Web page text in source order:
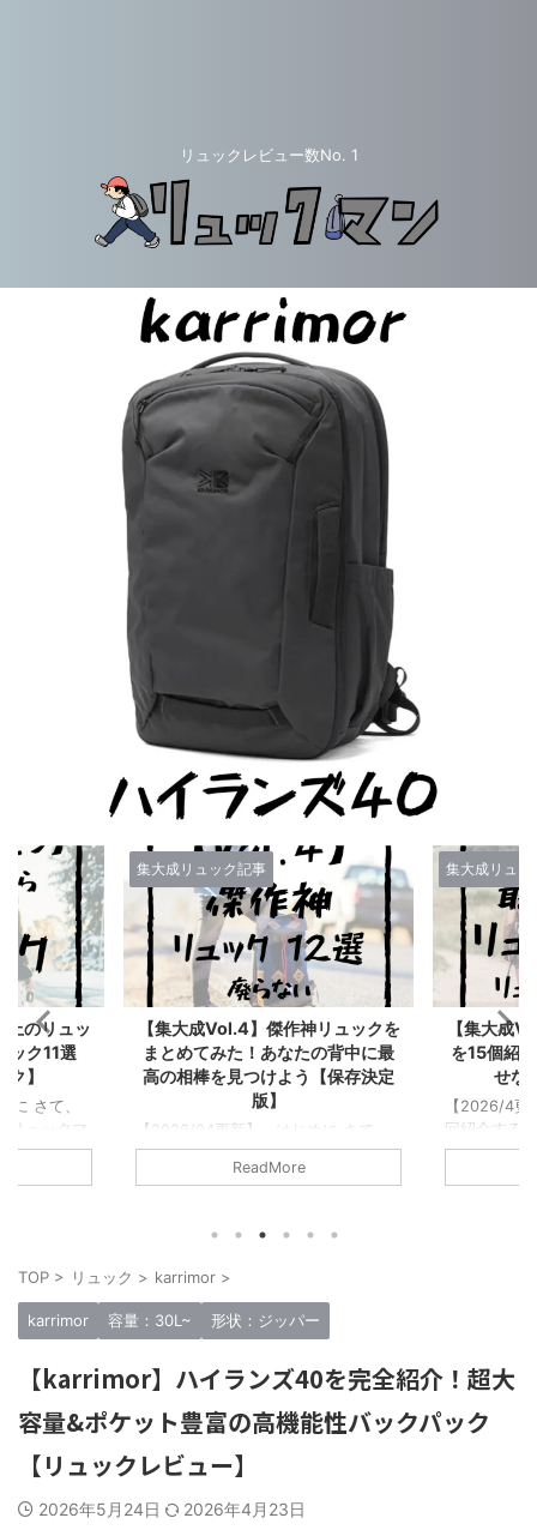
リュックレビュー数No. 1
ュックを
背中に最
保存決定
に さて、
リュックマ
だと思った
今回紹介
リュックた
トにしてる
。 実際に
集大成リュック記事
【集大成Vol.3】最高傑作リュック
を15個紹介するぞ！買って後悔さ
せない背中の相棒たち
【2026/4更新】 はじめに さて…今
回紹介するのは！！ 5年で400以上
のリュックをレビューしてきた僕が書
くに相応しいタイトルだ！…と大それ
ックはマジで良い、最高傑作だ！みん
リュックを厳選してみた。 僕が今ま
で紹介してきたブランドは合計50以
上。だが少し多いので15のブランドか
ックを紹介する。 つまり…ガチでオ
ReadMore
集大成リュッ
【Vol.2】
最高のリ
最強のバ
【2026/4
この記事で
ュックマン
選考条件 ...
TOP > リュック > karrimor >
karrimor 容量：30L~ 形状：ジッパー
【karrimor】ハイランズ40を完全紹介！超大
容量&ポケット豊富の高機能性バックパック
【リュックレビュー】
2026年5月24日 2026年4月23日